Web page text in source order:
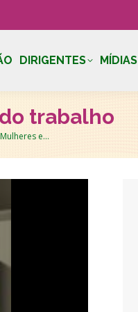
DIRIGENTES MÍDIAS
trabalho
e…